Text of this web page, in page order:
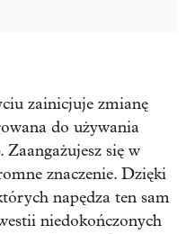
zainicjuje zmianę
do używania
Zaangażujesz się w
znaczenie. Dzięki
napędza ten sam
niedokończonych